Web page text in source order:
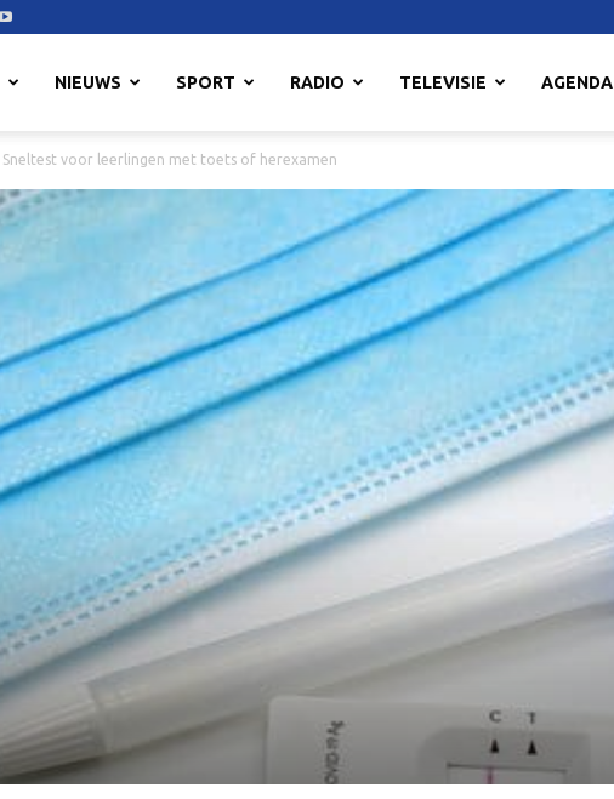
NIEUWS SPORT RADIO TELEVISIE AGENDA
Sneltest voor leerlingen met toets of herexamen